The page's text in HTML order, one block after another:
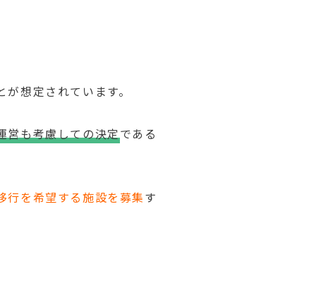
が想定されています。
営も考慮しての決定である
行を希望する施設を募集す